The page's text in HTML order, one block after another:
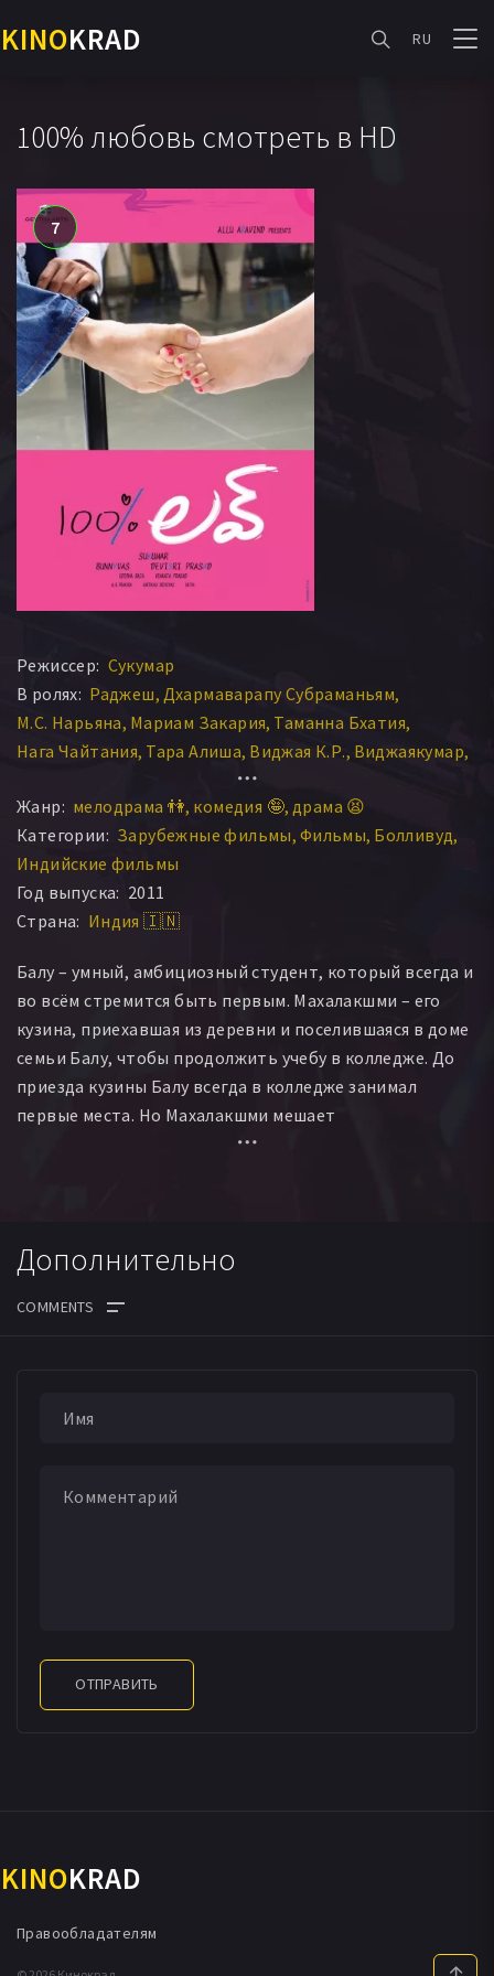
KINOKRAD RU
100% любовь смотреть в HD
7
Режиссер: Сукумар
В ролях: Раджеш Дхармаварапу Субраманьям
М.С. Нарьяна Мариам Закария Таманна Бхатия
Нага Чайтания Тара Алиша Виджая К.Р. Виджаякумар
Ананд
И.С. Гиридхар
Жанр: мелодрама 👫 комедия 🤪 драма 😫
Категории: Зарубежные фильмы Фильмы Болливуд
Индийские фильмы
Год выпуска: 2011
Страна: Индия 🇮🇳
Балу – умный, амбициозный студент, который всегда и
во всём стремится быть первым. Махалакшми – его
кузина, приехавшая из деревни и поселившаяся в доме
семьи Балу, чтобы продолжить учебу в колледже. До
приезда кузины Балу всегда в колледже занимал
первые места. Но Махалакшми мешает
сосредоточиться Балу на занятиях, и становится
друг для друга. Но из-за собственных обид и амбций
Дополнительно
ОТПРАВИТЬ
KINOKRAD
Правообладателям